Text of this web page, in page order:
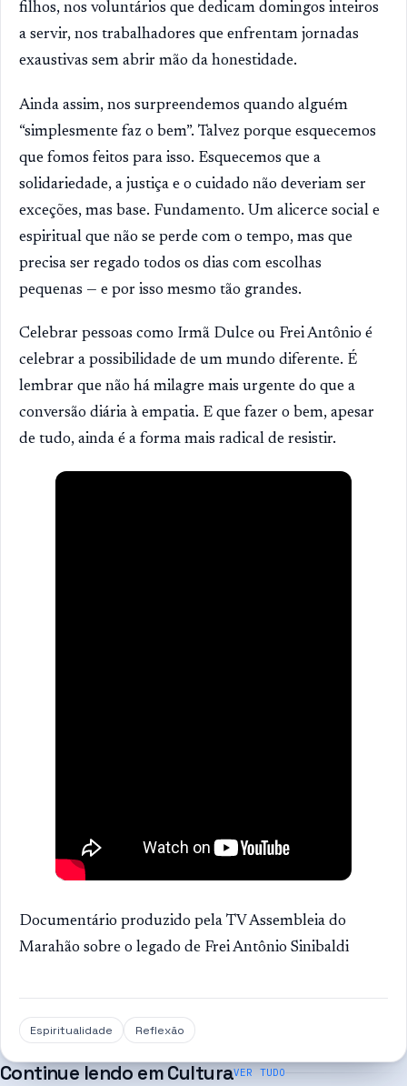
filhos, nos voluntários que dedicam domingos inteiros
a servir, nos trabalhadores que enfrentam jornadas
exaustivas sem abrir mão da honestidade.
Ainda assim, nos surpreendemos quando alguém
“simplesmente faz o bem”. Talvez porque esquecemos
que fomos feitos para isso. Esquecemos que a
solidariedade, a justiça e o cuidado não deveriam ser
exceções, mas base. Fundamento. Um alicerce social e
espiritual que não se perde com o tempo, mas que
precisa ser regado todos os dias com escolhas
pequenas — e por isso mesmo tão grandes.
Celebrar pessoas como Irmã Dulce ou Frei Antônio é
celebrar a possibilidade de um mundo diferente. É
lembrar que não há milagre mais urgente do que a
conversão diária à empatia. E que fazer o bem, apesar
de tudo, ainda é a forma mais radical de resistir.
Documentário produzido pela TV Assembleia do
Marahão sobre o legado de Frei Antônio Sinibaldi
Espiritualidade Reflexão
Continue lendo emCulturaVER TUDO